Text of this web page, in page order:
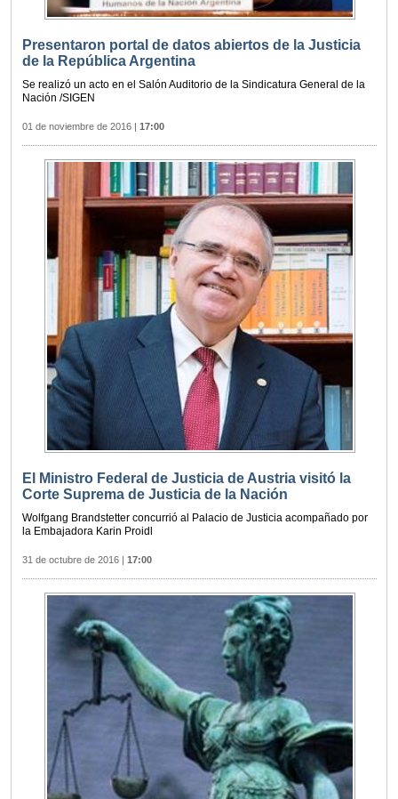
Presentaron portal de datos abiertos de la Justicia
de la República Argentina
Se realizó un acto en el Salón Auditorio de la Sindicatura General de la
Nación /SIGEN
01 de noviembre de 2016 17:00
El Ministro Federal de Justicia de Austria visitó la
Corte Suprema de Justicia de la Nación
Wolfgang Brandstetter concurrió al Palacio de Justicia acompañado por
la Embajadora Karin Proidl
31 de octubre de 2016 | 17:00